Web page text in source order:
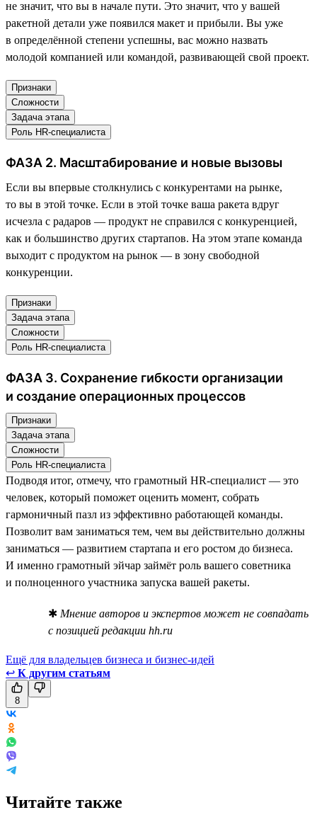
не значит, что вы в начале пути. Это значит, что у вашей
ракетной детали уже появился макет и прибыли. Вы уже
в определённой степени успешны, вас можно назвать
молодой компанией или командой, развивающей свой проект.
Признаки
Сложности
Задача этапа
Роль HR-специалиста
ФАЗА 2. Масштабирование и новые вызовы
Если вы впервые столкнулись с конкурентами на рынке,
то вы в этой точке. Если в этой точке ваша ракета вдруг
исчезла с радаров — продукт не справился с конкуренцией,
как и большинство других стартапов. На этом этапе команда
выходит с продуктом на рынок — в зону свободной
конкуренции.
Признаки
Задача этапа
Сложности
Роль HR-специалиста
ФАЗА 3. Сохранение гибкости организации
и создание операционных процессов
Признаки
Задача этапа
Сложности
Роль HR-специалиста
Подводя итог, отмечу, что грамотный HR-специалист — это
человек, который поможет оценить момент, собрать
гармоничный пазл из эффективно работающей команды.
Позволит вам заниматься тем, чем вы действительно должны
заниматься — развитием стартапа и его ростом до бизнеса.
И именно грамотный эйчар займёт роль вашего советника
и полноценного участника запуска вашей ракеты.
✱ Мнение авторов и экспертов может не совпадать
с позицией редакции hh.ru
Ещё для владельцев бизнеса и бизнес-идей
↩ К другим статьям
8
Читайте также